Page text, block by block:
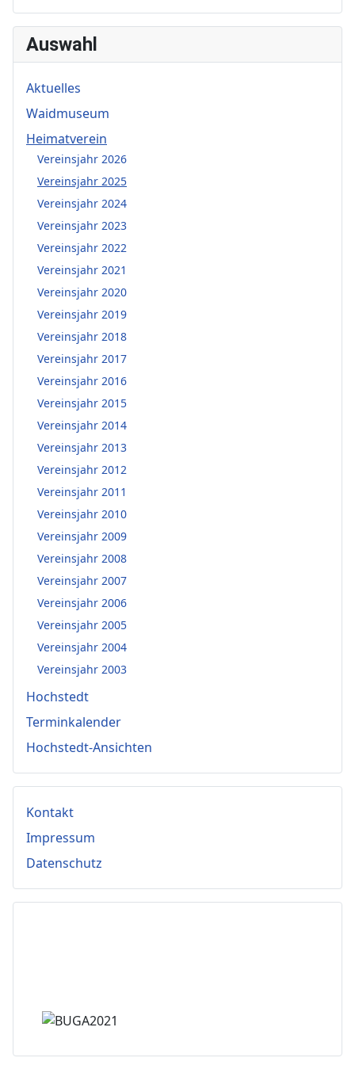
Auswahl
Aktuelles
Waidmuseum
Heimatverein
Vereinsjahr 2026
Vereinsjahr 2025
Vereinsjahr 2024
Vereinsjahr 2023
Vereinsjahr 2022
Vereinsjahr 2021
Vereinsjahr 2020
Vereinsjahr 2019
Vereinsjahr 2018
Vereinsjahr 2017
Vereinsjahr 2016
Vereinsjahr 2015
Vereinsjahr 2014
Vereinsjahr 2013
Vereinsjahr 2012
Vereinsjahr 2011
Vereinsjahr 2010
Vereinsjahr 2009
Vereinsjahr 2008
Vereinsjahr 2007
Vereinsjahr 2006
Vereinsjahr 2005
Vereinsjahr 2004
Vereinsjahr 2003
Hochstedt
Terminkalender
Hochstedt-Ansichten
Kontakt
Impressum
Datenschutz